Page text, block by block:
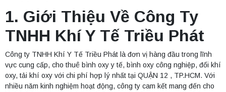
1. Giới Thiệu Về Công Ty
TNHH Khí Y Tế Triều Phát
Công ty TNHH Khí Y Tế Triều Phát là đơn vị hàng đầu trong lĩnh
vực cung cấp, cho thuê bình oxy y tế, bình oxy công nghiệp, đổi khí
oxy, tải khí oxy với chi phí hợp lý nhất tại QUẬN 12 , TP.HCM. Với
nhiều năm kinh nghiệm hoạt động, công ty cam kết mang đến cho